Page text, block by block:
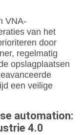
VNA-
van het
door
regelmatig
opslagplaatsen
een veilige
automation:
4.0